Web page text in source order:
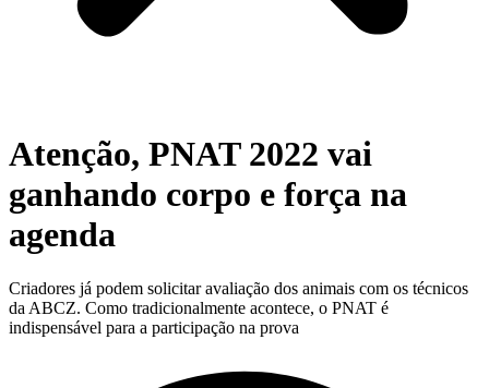
Atenção, PNAT 2022 vai
ganhando corpo e força na
agenda
Criadores já podem solicitar avaliação dos animais com os técnicos
da ABCZ. Como tradicionalmente acontece, o PNAT é
indispensável para a participação na prova